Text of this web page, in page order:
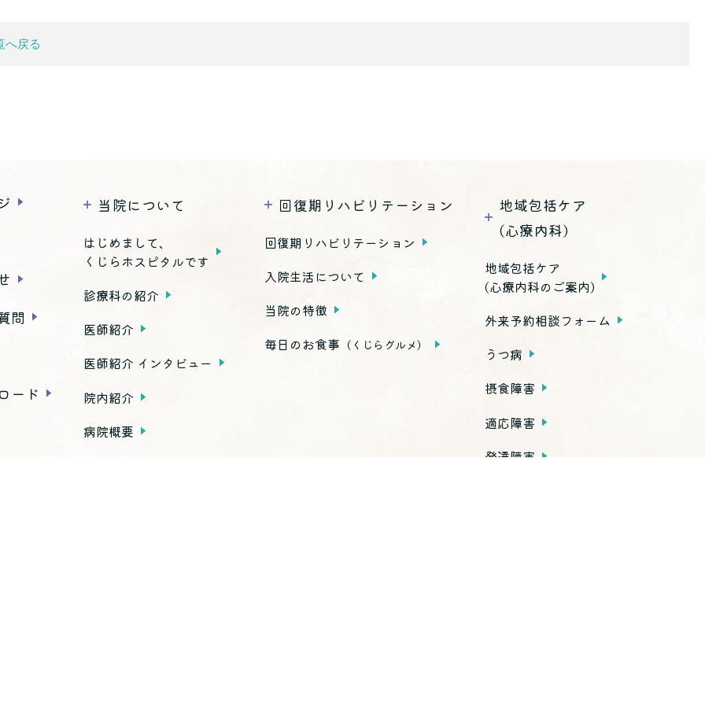
へ戻る
問
ード
当院について
はじめまして、
くじらホスピタルです
診療科の紹介
医師紹介
医師紹介 インタビュー
院内紹介
病院概要
回復期リハビリテーション
回復期リハビリテーション
入院生活について
当院の特徴
毎日のお食事 （くじらグルメ）
地域包括ケア
(心療内科)
地域包括ケア
(心療内科のご案内)
外来予約相談フォーム
うつ病
摂食障害
適応障害
発達障害